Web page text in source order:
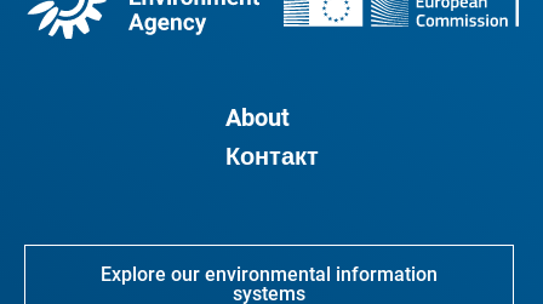
About
Контакт
Explore our environmental information
systems